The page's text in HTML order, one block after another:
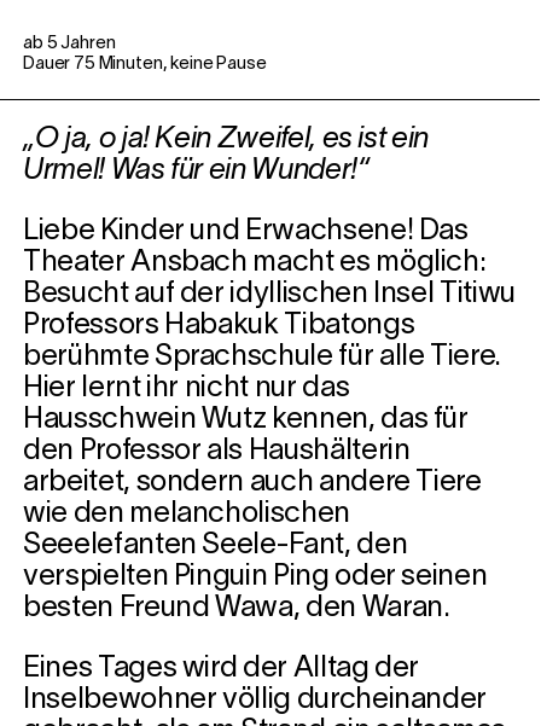
ab 5 Jahren
Dauer 75 Minuten, keine Pause
„O ja, o ja! Kein Zweifel, es ist ein
Urmel! Was für ein Wunder!“
Liebe Kinder und Erwachsene! Das
Theater Ansbach macht es möglich:
Besucht auf der idyllischen Insel Titiwu
Professors Habakuk Tibatongs
berühmte Sprachschule für alle Tiere.
Hier lernt ihr nicht nur das
Hausschwein Wutz kennen, das für
den Professor als Haushälterin
arbeitet, sondern auch andere Tiere
wie den melancholischen
Seeelefanten Seele-Fant, den
verspielten Pinguin Ping oder seinen
besten Freund Wawa, den Waran.
Eines Tages wird der Alltag der
Inselbewohner völlig durcheinander